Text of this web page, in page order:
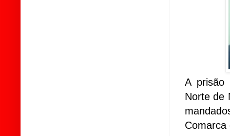
A prisão
Norte de
Comarca